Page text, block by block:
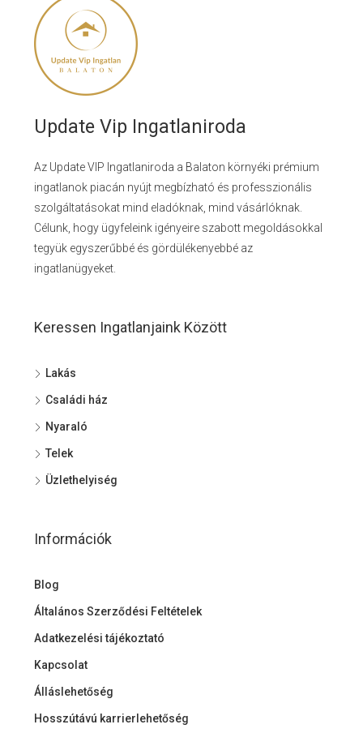
Update Vip Ingatlaniroda
Az Update VIP Ingatlaniroda a Balaton környéki prémium
ingatlanok piacán nyújt megbízható és professzionális
szolgáltatásokat mind eladóknak, mind vásárlóknak.
Célunk, hogy ügyfeleink igényeire szabott megoldásokkal
tegyük egyszerűbbé és gördülékenyebbé az
ingatlanügyeket.
Keressen Ingatlanjaink Között
Lakás
Családi ház
Nyaraló
Telek
Üzlethelyiség
Információk
Blog
Általános Szerződési Feltételek
Adatkezelési tájékoztató
Kapcsolat
Álláslehetőség
Hosszútávú karrierlehetőség